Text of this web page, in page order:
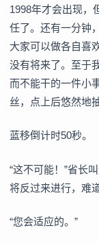
1998年才会出现，
任了。还有一分钟
大家可以做各自喜
没有将来了。至于
而不能干的一件小
丝，点上后悠然地
蓝移倒计时50秒。
“这不可能！”省长
将反过来进行，难
“您会适应的。”